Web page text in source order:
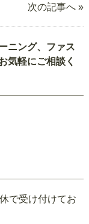
次の記事へ »
ニング、ファス
気軽にご相談く
で受け付けてお